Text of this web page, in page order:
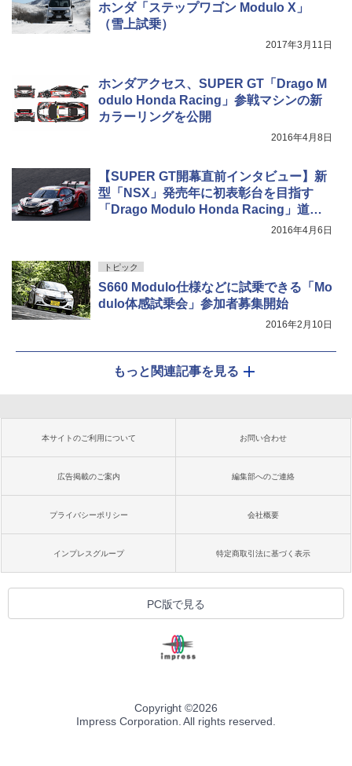
ホンダ「ステップワゴン Modulo X」
（雪上試乗）
2017年3月11日
ホンダアクセス、SUPER GT「Drago M
odulo Honda Racing」参戦マシンの新
カラーリングを公開
2016年4月8日
【SUPER GT開幕直前インタビュー】新
型「NSX」発売年に初表彰台を目指す
「Drago Modulo Honda Racing」道上
2016年4月6日
トピック
S660 Modulo仕様などに試乗できる「Mo
dulo体感試乗会」参加者募集開始
2016年2月10日
もっと関連記事を見る
本サイトのご利用について お問い合わせ
広告掲載のご案内 編集部へのご連絡
プライバシーポリシー 会社概要
インプレスグループ 特定商取引法に基づく表示
PC版で見る
Copyright ©2026
Impress Corporation. All rights reserved.